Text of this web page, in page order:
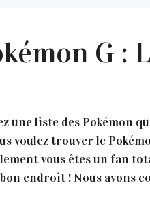
G :
une liste des Pokémon
voulez trouver le
vous êtes un fan
endroit ! Nous avons